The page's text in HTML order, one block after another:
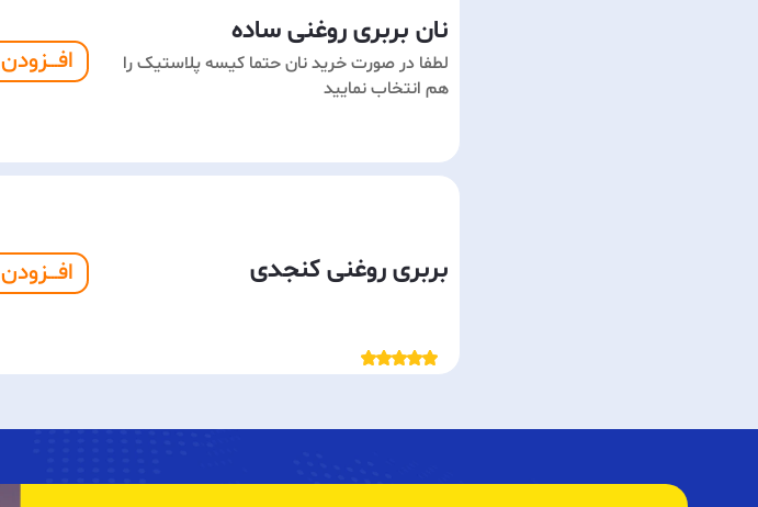
نان بربری روغنی ساده
لطفا در صورت خرید نان حتما کیسه پلاستیک را
هم انتخاب نمایید
افـــزودن
بربری روغنی کنجدی افـــزودن